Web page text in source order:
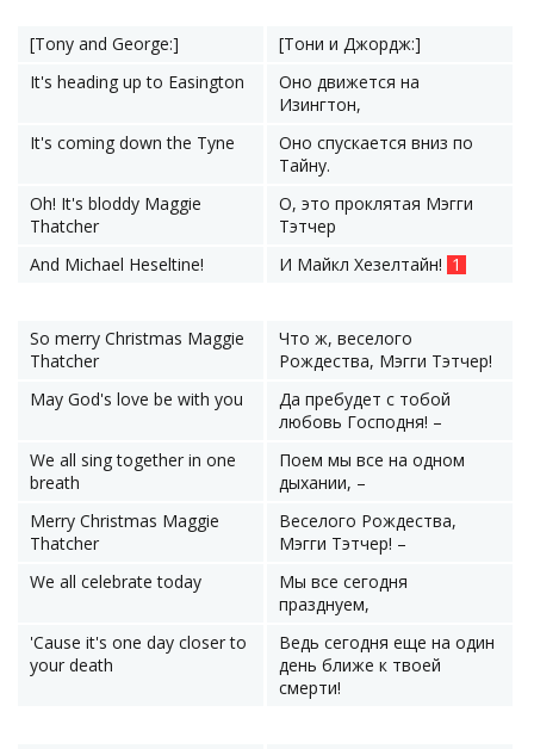
[Tony and George:]
[Тони и Джордж:]
It's heading up to Easington
Оно движется на
Изингтон,
It's coming down the Tyne
Оно спускается вниз по
Тайну.
Oh! It's bloddy Maggie
Thatcher
О, это проклятая Мэгги
Тэтчер
And Michael Heseltine!
И Майкл Хезелтайн! 1
So merry Christmas Maggie
Thatcher
Что ж, веселого
Рождества, Мэгги Тэтчер!
May God's love be with you
Да пребудет с тобой
любовь Господня! –
We all sing together in one
breath
Поем мы все на одном
дыхании, –
Merry Christmas Maggie
Thatcher
Веселого Рождества,
Мэгги Тэтчер! –
We all celebrate today
Мы все сегодня
празднуем,
'Cause it's one day closer to
your death
Ведь сегодня еще на один
день ближе к твоей
смерти!